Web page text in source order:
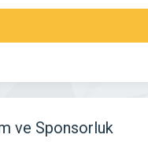
ve Sponsorluk